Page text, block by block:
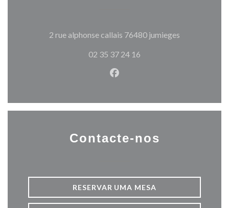
2 rue alphonse callais 76480 jumieges
02 35 37 24 16
Facebook ((abre numa nova
Contacte-nos
RESERVAR UMA MESA